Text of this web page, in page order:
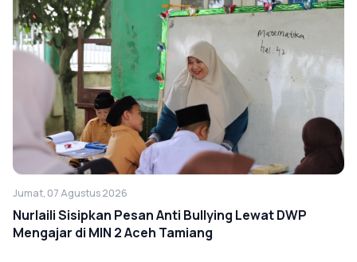
Jumat, 07 Agustus 2026
Nurlaili Sisipkan Pesan Anti Bullying Lewat DWP
Mengajar di MIN 2 Aceh Tamiang